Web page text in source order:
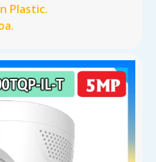
Plastic.